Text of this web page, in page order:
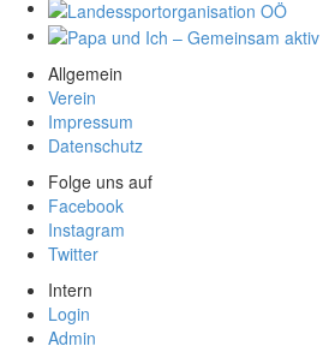
Allgemein
Verein
Impressum
Datenschutz
Folge uns auf
Facebook
Instagram
Twitter
Intern
Login
Admin